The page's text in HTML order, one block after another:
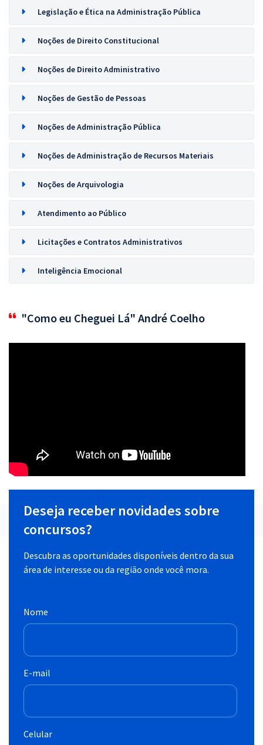
Legislação e Ética na Administração Pública
Noções de Direito Constitucional
Noções de Direito Administrativo
Noções de Gestão de Pessoas
Noções de Administração Pública
Noções de Administração de Recursos Materiais
Noções de Arquivologia
Atendimento ao Público
Licitações e Contratos Administrativos
Inteligência Emocional
"Como eu Cheguei Lá" André Coelho
Deseja receber novidades sobre
concursos?
Descubra as oportunidades disponíveis dentro da sua
área de interesse ou da região onde você mora.
Nome
E-mail
Celular